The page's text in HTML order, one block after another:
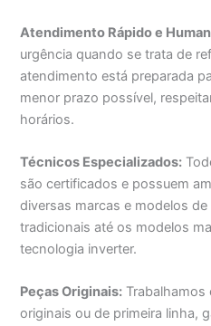
Atendimento Rápido e
urgência quando se trata de
atendimento está preparada
menor prazo possível,
horários.
Técnicos Especializados:
são certificados e possuem
diversas marcas e modelos
tradicionais até os modelos
tecnologia inverter.
Peças Originais:
originais ou de primeira linha,